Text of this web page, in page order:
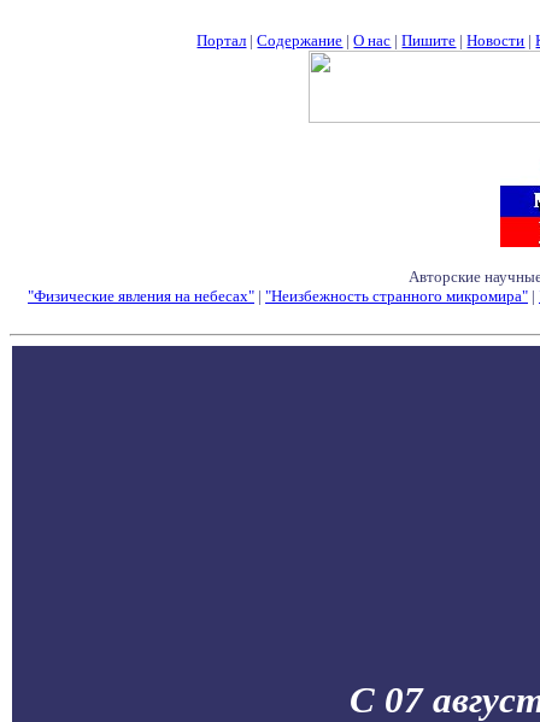
Портал |Содержание |О нас |Пишите |Новости |
Авторские
"Физические явления на небесах" | "Неизбежность странного микромира" |
С 07